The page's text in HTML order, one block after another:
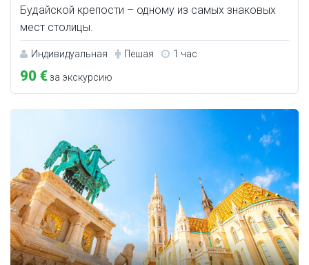
Будайской крепости – одному из самых знаковых
мест столицы.
Индивидуальная Пешая 1 час
90 €за экскурсию